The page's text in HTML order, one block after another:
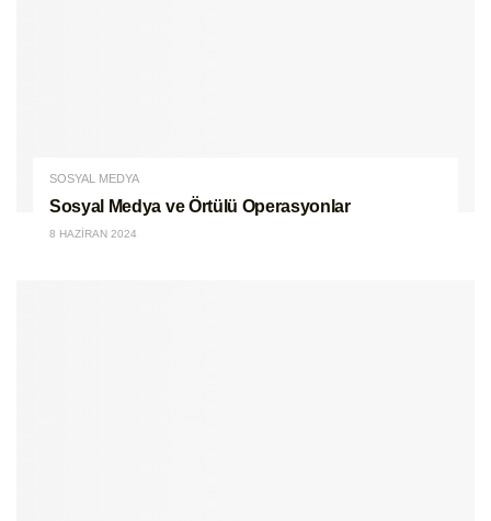
SOSYAL MEDYA
Sosyal Medya ve Örtülü Operasyonlar
8 HAZIRAN 2024